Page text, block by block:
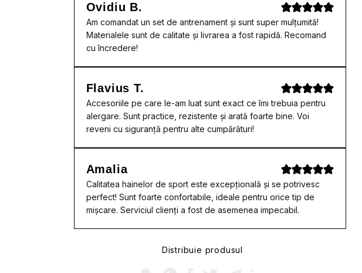
Ovidiu B.
Am comandat un set de antrenament și sunt super mulțumită!
Materialele sunt de calitate și livrarea a fost rapidă. Recomand
cu încredere!
Flavius T.
Accesoriile pe care le-am luat sunt exact ce îmi trebuia pentru
alergare. Sunt practice, rezistente și arată foarte bine. Voi
reveni cu siguranță pentru alte cumpărături!
Amalia
Calitatea hainelor de sport este excepțională și se potrivesc
perfect! Sunt foarte confortabile, ideale pentru orice tip de
mișcare. Serviciul clienți a fost de asemenea impecabil.
Distribuie produsul